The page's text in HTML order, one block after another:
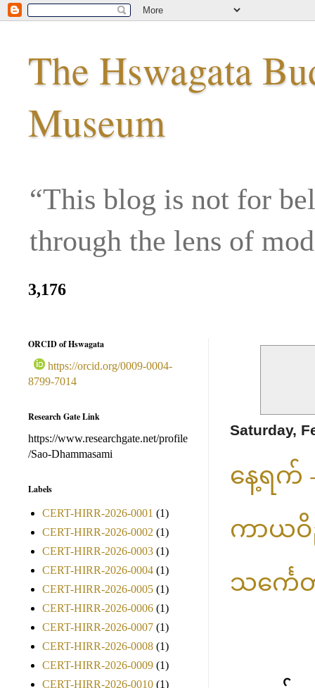
The Hswagata
Museum
“This blog is not for
through the lens of
3,176
Saturday,
နေ့ရက်
ကာယဝိည
သင်္ကေတ
ORCID of Hswagata
https://orcid.org/0009-0004-
8799-7014
Research Gate Link
https://www.researchgate.net/profile
/Sao-Dhammasami
Labels
CERT-HIRR-2026-0001 (1)
CERT-HIRR-2026-0002 (1)
CERT-HIRR-2026-0003 (1)
CERT-HIRR-2026-0004 (1)
CERT-HIRR-2026-0005 (1)
CERT-HIRR-2026-0006 (1)
CERT-HIRR-2026-0007 (1)
CERT-HIRR-2026-0008 (1)
CERT-HIRR-2026-0009 (1)
CERT-HIRR-2026-0010 (1)